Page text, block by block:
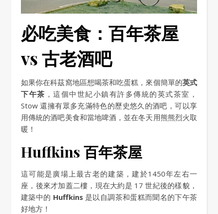
必吃美食：百年茶屋
vs 古老酒吧
如果你在科茲窩地區想喝茶和吃蛋糕，來個簡單的英式
下午茶 ，這個中世紀小鎮有許多傳統的英式茶室，
Stow 還擁有眾多充滿特色的歷史悠久的酒吧，可以享
用傳統的酒吧美食和當地啤酒，並在冬天用熊熊烈火取
暖！
Huffkins 百年茶屋
這可能是廣場上最古老的建築，建於1450年左右一
座，後來才加蓋二樓，現在大約是 17 世紀後的樣貌，
建築中的 Huffkins 是以自調茶和蛋糕而聞名的下午茶
好地方！